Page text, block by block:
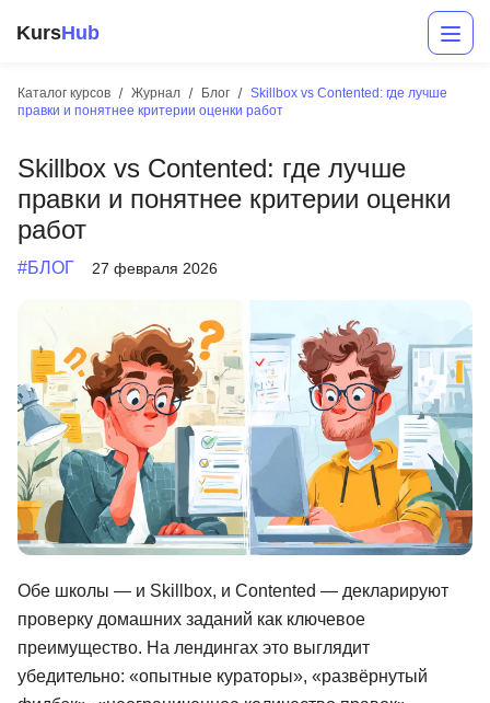
KursHub
Каталог курсов Журнал Блог
Skillbox vs Contented: где лучше
правки и понятнее критерии оценки работ
Skillbox vs Contented: где лучше
правки и понятнее критерии оценки
работ
#БЛОГ 27 февраля 2026
Обе школы — и Skillbox, и Contented — декларируют
проверку домашних заданий как ключевое
преимущество. На лендингах это выглядит
убедительно: «опытные кураторы», «развёрнутый
Маркетинг
Дизайн
Аналитика
Менеджмент
Иностранные языки
Детям
Акции и промокоды